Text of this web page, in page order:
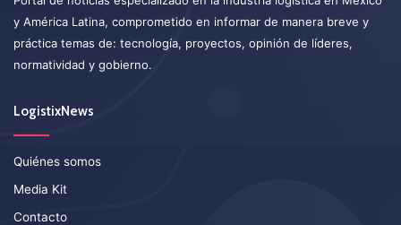
y América Latina, comprometido en informar de manera breve y
práctica temas de: tecnología, proyectos, opinión de líderes,
normatividad y gobierno.
LogistixNews
Quiénes somos
Media Kit
Contacto